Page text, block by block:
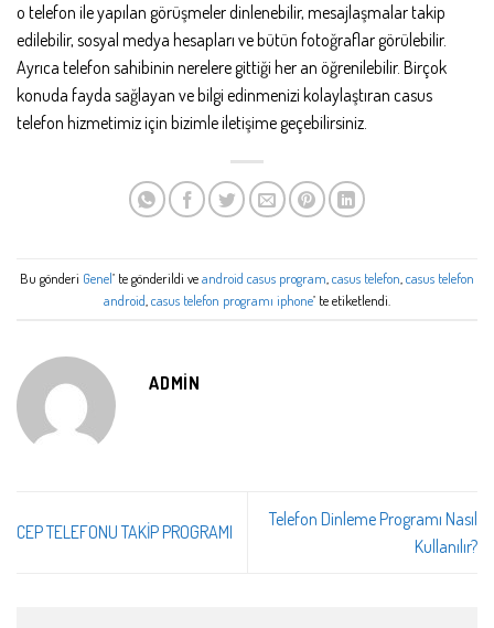
o telefon ile yapılan görüşmeler dinlenebilir, mesajlaşmalar takip
edilebilir, sosyal medya hesapları ve bütün fotoğraflar görülebilir.
Ayrıca telefon sahibinin nerelere gittiği her an öğrenilebilir. Birçok
konuda fayda sağlayan ve bilgi edinmenizi kolaylaştıran casus
telefon hizmetimiz için bizimle iletişime geçebilirsiniz.
Bu gönderi Genel’ te gönderildi veandroid casus program casus telefon casus telefon
android casus telefon programı iphone’ te etiketlendi.
ADMIN
CEP TELEFONU TAKİP PROGRAMI
Telefon Dinleme Programı Nasıl
Kullanılır?